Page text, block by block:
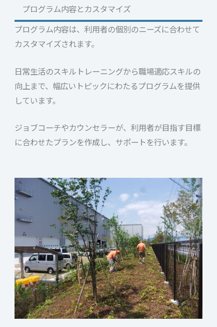
プログラム内容とカスタマイズ
プログラム内容は、利用者の個別のニーズに合わせて
カスタマイズされます。
日常生活のスキルトレーニングから職場適応スキルの
向上まで、幅広いトピックにわたるプログラムを提供
しています。
ジョブコーチやカウンセラーが、利用者が目指す目標
に合わせたプランを作成し、サポートを行います。